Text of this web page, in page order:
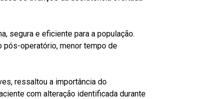
segura e eficiente para a população.
pós-operatório, menor tempo de
ressaltou a importância do
com alteração identificada durante